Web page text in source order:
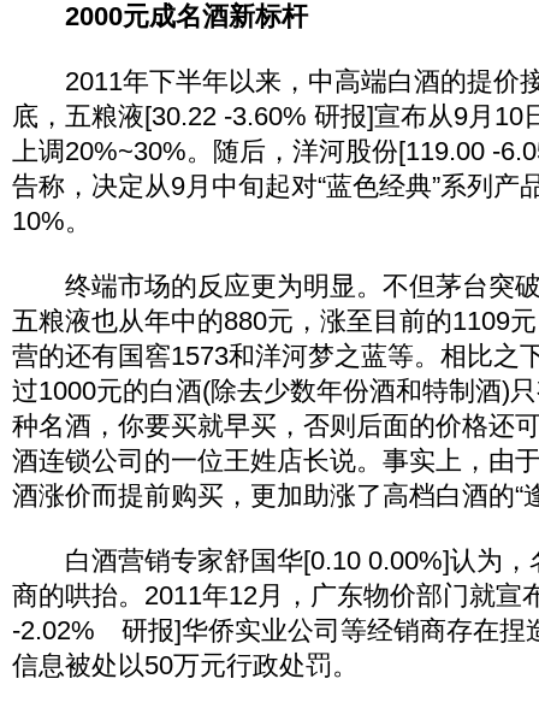
2000元成名酒新标杆
2011年下半年以来，中高端白酒的提价
底，五粮液[30.22 -3.60% 研报]宣布从9月10
上调20%~30%。随后，洋河股份[119.00 -
告称，决定从9月中旬起对“蓝色经典”系列产
10%。
终端市场的反应更为明显。不但茅台突破
五粮液也从年中的880元，涨至目前的1109
营的还有国窖1573和洋河梦之蓝等。相比之
过1000元的白酒(除去少数年份酒和特制酒)
种名酒，你要买就早买，否则后面的价格还
酒连锁公司的一位王姓店长说。事实上，由
酒涨价而提前购买，更加助涨了高档白酒的“
白酒营销专家舒国华[0.10 0.00%]认为，
商的哄抬。2011年12月，广东物价部门就宣
-2.02% 研报]华侨实业公司等经销商存在捏
信息被处以50万元行政处罚。